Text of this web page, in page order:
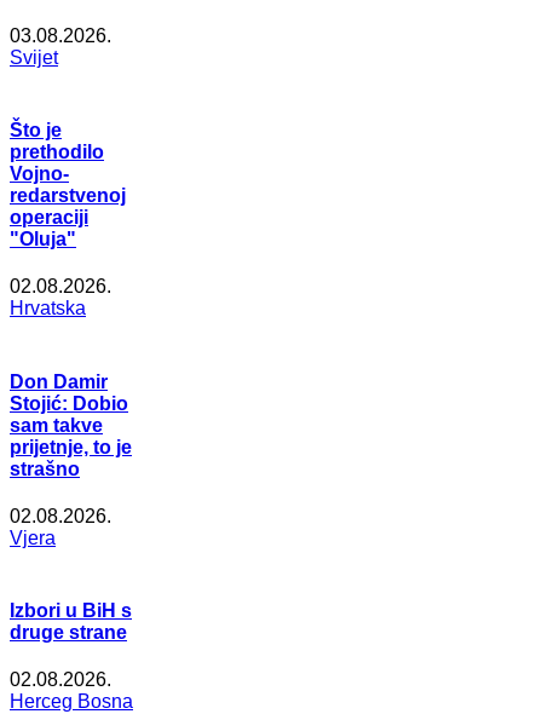
03.08.2026.
Svijet
Što je
prethodilo
Vojno-
redarstvenoj
operaciji
"Oluja"
02.08.2026.
Hrvatska
Don Damir
Stojić: Dobio
sam takve
prijetnje, to je
strašno
02.08.2026.
Vjera
Izbori u BiH s
druge strane
02.08.2026.
Herceg Bosna